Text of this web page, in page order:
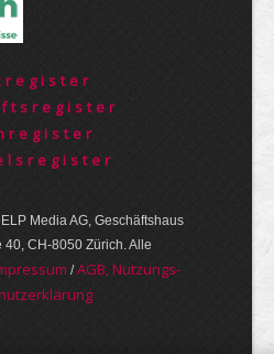
Media AG, Geschäftshaus
CH-8050 Zürich. Alle
/AGB, Nut­zungs­